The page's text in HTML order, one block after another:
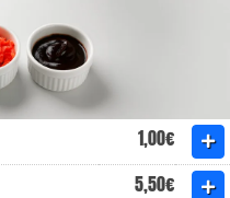
1,00€
5,50€